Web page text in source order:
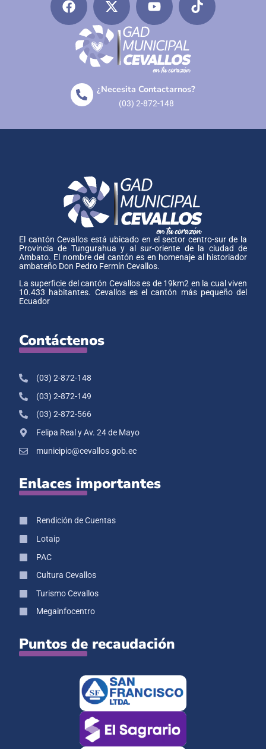
¿Necesita Contactarnos?
(03) 2-872-148
El cantón Cevallos está ubicado en el sector centro-sur de la
Provincia de Tungurahua y al sur-oriente de la ciudad de
Ambato. El nombre del cantón es en homenaje al historiador
ambateño Don Pedro Fermín Cevallos.
La superficie del cantón Cevallos es de 19km2 en la cual viven
10.433 habitantes. Cevallos es el cantón más pequeño del
Ecuador
Contáctenos
(03) 2-872-148
(03) 2-872-149
(03) 2-872-566
Felipa Real y Av. 24 de Mayo
municipio@cevallos.gob.ec
Enlaces importantes
Rendición de Cuentas
Lotaip
PAC
Cultura Cevallos
Turismo Cevallos
Megainfocentro
Puntos de recaudación